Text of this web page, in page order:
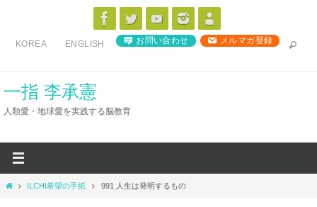
ス
KOREA ENGLISH お問い合わせ メルマガ登録
一指 李承憲
人類愛・地球愛を実践する脳教育
ホ
ILCHI希望の手紙 991 人生は発明するもの